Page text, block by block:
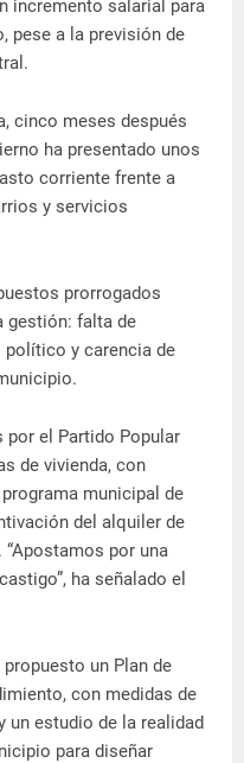
incremento salarial para
pese a la previsión de
cinco meses después
ha presentado unos
corriente frente a
y servicios
prorrogados
gestión: falta de
político y carencia de
por el Partido Popular
de vivienda, con
municipal de
del alquiler de
por una
ha señalado el
un Plan de
con medidas de
un estudio de la realidad
para diseñar